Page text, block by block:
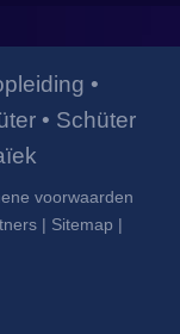
•
• Schüter
voorwaarden
| Sitemap |